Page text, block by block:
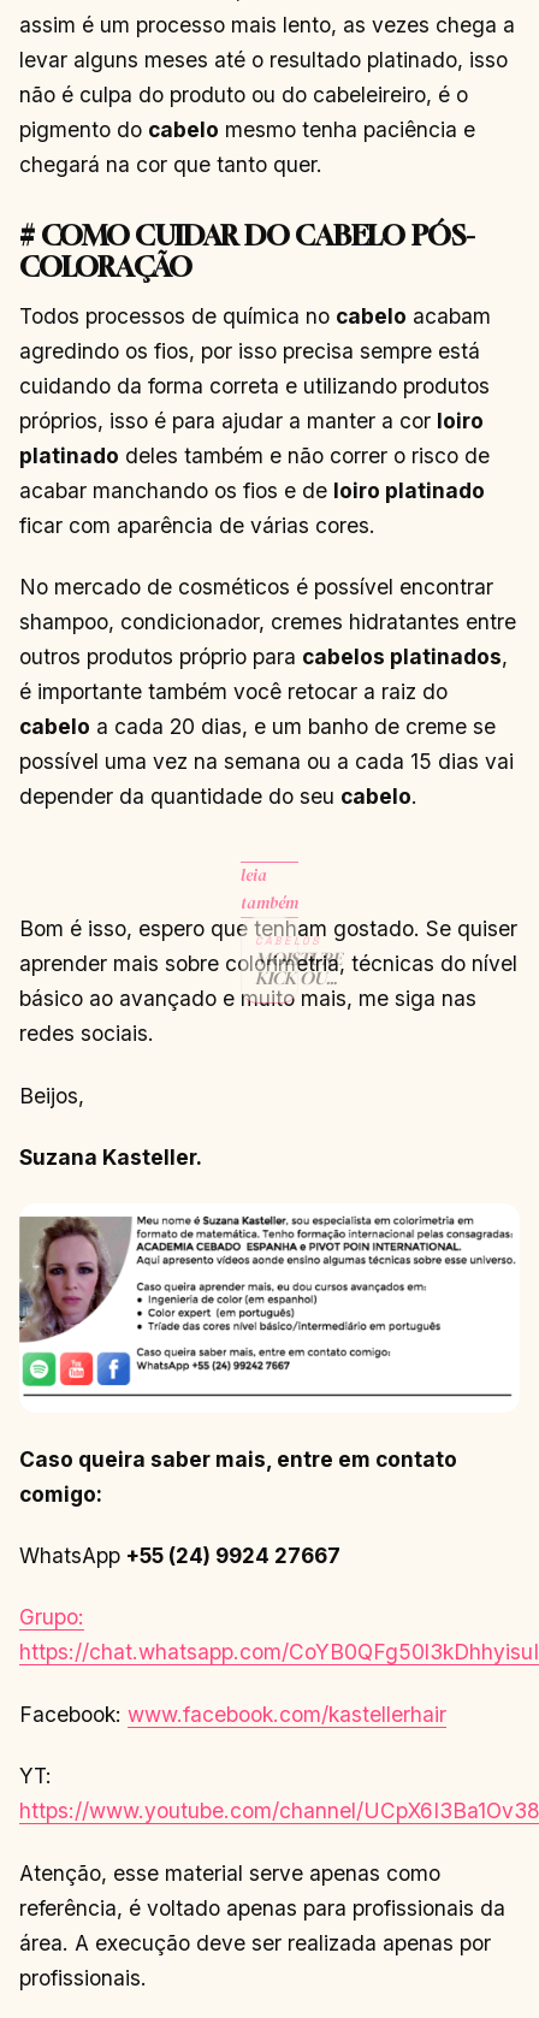
assim é um processo mais lento, as vezes chega a
levar alguns meses até o resultado platinado, isso
não é culpa do produto ou do cabeleireiro, é o
pigmento do cabelo mesmo tenha paciência e
chegará na cor que tanto quer.
# COMO CUIDAR DO CABELO PÓS-
COLORAÇÃO
Todos processos de química no cabelo acabam
agredindo os fios, por isso precisa sempre está
cuidando da forma correta e utilizando produtos
próprios, isso é para ajudar a manter a cor loiro
platinado deles também e não correr o risco de
acabar manchando os fios e de loiro platinado
ficar com aparência de várias cores.
No mercado de cosméticos é possível encontrar
shampoo, condicionador, cremes hidratantes entre
outros produtos próprio para cabelos platinados,
é importante também você retocar a raiz do
cabelo a cada 20 dias, e um banho de creme se
possível uma vez na semana ou a cada 15 dias vai
depender da quantidade do seu cabelo.
leia
também
CABELOS
MOISTURE
KICK OU
REPAIR
Bom é isso, espero que tenham gostado. Se quiser
aprender mais sobre colorimetria, técnicas do nível
básico ao avançado e muito mais, me siga nas
redes sociais.
Beijos,
Suzana Kasteller.
Caso queira saber mais, entre em contato
comigo:
WhatsApp +55 (24) 9924 27667
Grupo:
https://chat.whatsapp.com/
Facebook: www.facebook.com/kastellerhair
YT:
https://www.youtube.com/channel/
Atenção, esse material serve apenas como
referência, é voltado apenas para profissionais da
área. A execução deve ser realizada apenas por
profissionais.